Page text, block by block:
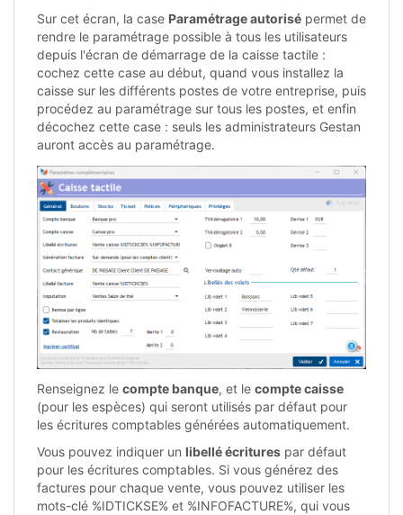
Sur cet écran, la case Paramétrage autorisé permet de
rendre le paramétrage possible à tous les utilisateurs
depuis l'écran de démarrage de la caisse tactile :
cochez cette case au début, quand vous installez la
caisse sur les différents postes de votre entreprise, puis
procédez au paramétrage sur tous les postes, et enfin
décochez cette case : seuls les administrateurs Gestan
auront accès au paramétrage.
Renseignez le compte banque, et le compte caisse
(pour les espèces) qui seront utilisés par défaut pour
les écritures comptables générées automatiquement.
Vous pouvez indiquer un libellé écritures par défaut
pour les écritures comptables. Si vous générez des
factures pour chaque vente, vous pouvez utiliser les
mots-clé %IDTICKSE% et %INFOFACTURE%, qui vous